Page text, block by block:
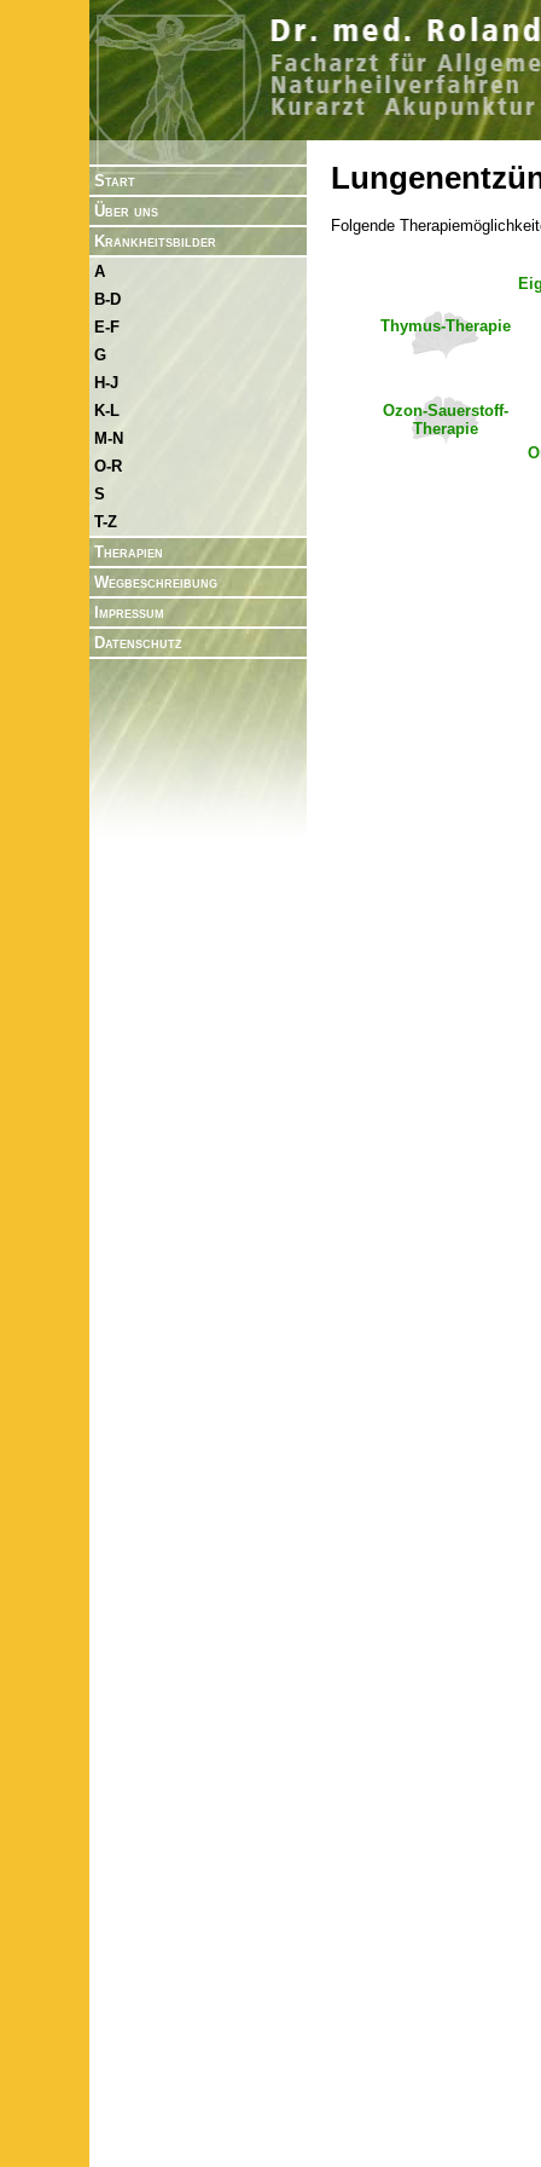
Start
Über uns
Krankheitsbilder
A
B-D
E-F
G
H-J
K-L
M-N
O-R
S
T-Z
Therapien
Wegbeschreibung
Impressum
Datenschutz
Folgende
Ozon-Sauerstoff-
Therapie
Thymus-Therapie